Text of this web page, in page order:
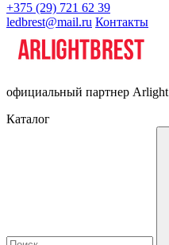
+375 (29) 721 62 39
ledbrest@mail.ru Контакты
официальный партнер Arlight
Каталог